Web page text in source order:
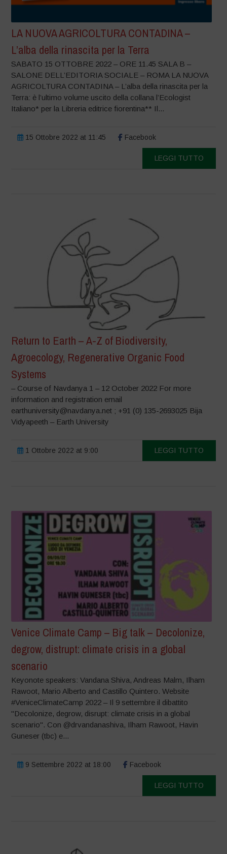
LA NUOVA AGRICOLTURA CONTADINA –
L’alba della rinascita per la Terra
SABATO 15 OTTOBRE 2022 – ORE 11.45 SALA B –
SALONE DELL’EDITORIA SOCIALE – ROMA LA NUOVA
AGRICOLTURA CONTADINA – L’alba della rinascita per la
Terra: è l’ultimo volume uscito della collana l’Ecologist
Italiano* per la Libreria editrice fiorentina** Il...
15 Ottobre 2022 at 11:45 Facebook
LEGGI TUTTO
Return to Earth – A-Z of Biodiversity,
Agroecology, Regenerative Organic Food
Systems
– Course of Navdanya 1 – 12 October 2022 For more
information and registration email
earthuniversity@navdanya.net ; +91 (0) 135-2693025 Bija
Vidyapeeth – Earth University
1 Ottobre 2022 at 9:00 LEGGI TUTTO
Venice Climate Camp – Big talk – Decolonize,
degrow, distrupt: climate crisis in a global
scenario
Keyonote speakers: Vandana Shiva, Andreas Malm, Ilham
Rawoot, Mario Alberto and Castillo Quintero. Website
#VeniceClimateCamp 2022 – Il 9 settembre il dibattito
"Decolonize, degrow, disrupt: climate crisis in a global
scenario". Con @drvandanashiva, Ilham Rawoot, Havin
Guneser (tbc) e...
9 Settembre 2022 at 18:00 Facebook
LEGGI TUTTO